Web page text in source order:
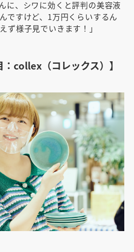
に、シワに効くと評判の美容液
ですけど、1万円くらいするん
様子見でいきます！」
：collex（コレックス）】